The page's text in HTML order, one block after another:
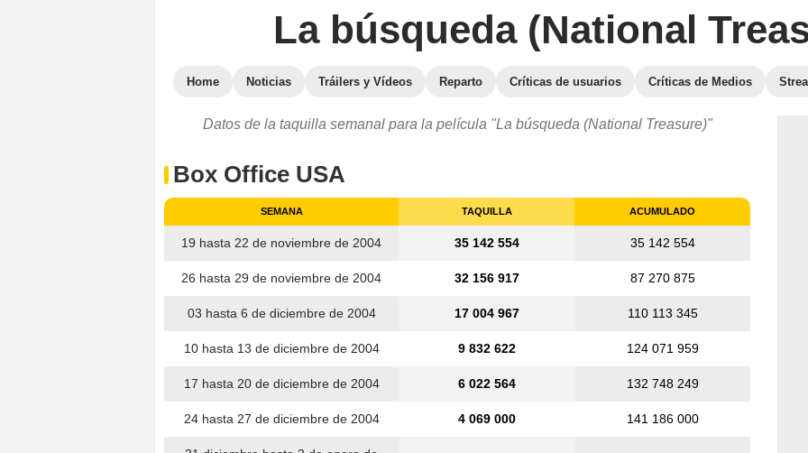
La búsqueda (National
Home Noticias Tráilers y Vídeos Reparto Críticas de usuarios Críticas de Medios
Datos de la taquilla semanal para la película "La búsqueda (National Treasure)"
Box Office USA
SEMANA TAQUILLA ACUMULADO
19 hasta 22 de noviembre de 2004 35 142 554 35 142 554
26 hasta 29 de noviembre de 2004 32 156 917 87 270 875
03 hasta 6 de diciembre de 2004 17 004 967 110 113 345
10 hasta 13 de diciembre de 2004 9 832 622 124 071 959
17 hasta 20 de diciembre de 2004 6 022 564 132 748 249
24 hasta 27 de diciembre de 2004 4 069 000 141 186 000